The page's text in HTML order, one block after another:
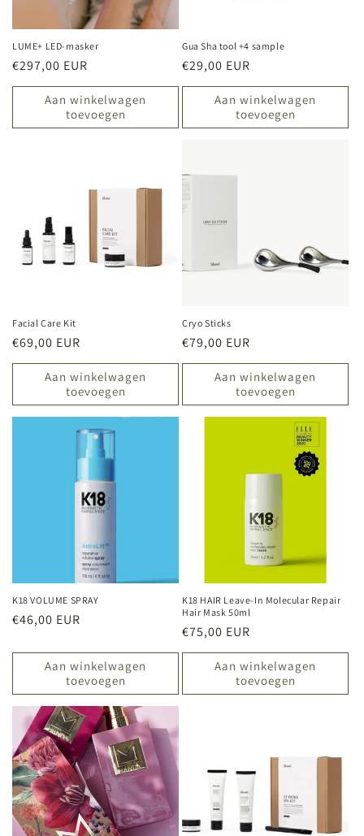
LUME+ LED-masker
Normale
prijs
€297,00 EUR
Aan winkelwagen
toevoegen
Gua Sha tool +4 sample
Normale
prijs
€29,00 EUR
Aan winkelwagen
toevoegen
Facial Care Kit
Normale
prijs
€69,00 EUR
Aan winkelwagen
toevoegen
Cryo Sticks
Normale
prijs
€79,00 EUR
Aan winkelwagen
toevoegen
K18 VOLUME SPRAY
Normale
€46,00 EUR
Aan winkelwagen
toevoegen
K18 HAIR Leave-In Molecular Repair
Hair Mask 50ml
Normale
prijs
€75,00 EUR
Aan winkelwagen
toevoegen